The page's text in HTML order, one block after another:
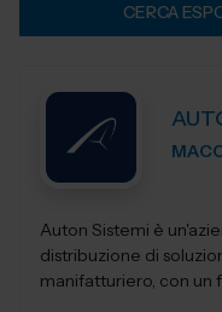
CERCA
Auton Sistemi è
distribuzione di
manifatturiero, con un